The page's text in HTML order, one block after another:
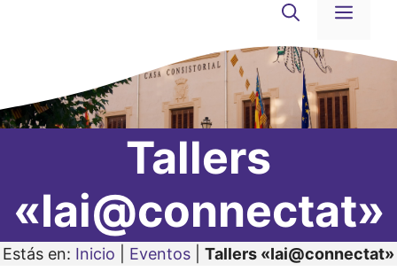
Tallers
«Iai@connectat»
Estás en: Inicio Eventos Tallers «Iai@connectat»